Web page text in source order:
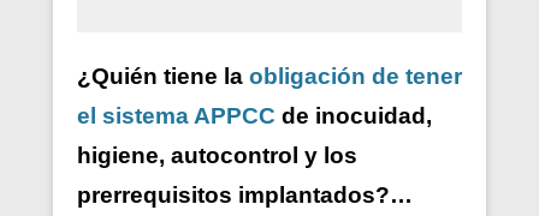
¿Quién tiene la obligación de tener
el sistema APPCC de inocuidad,
higiene, autocontrol y los
prerrequisitos implantados?…